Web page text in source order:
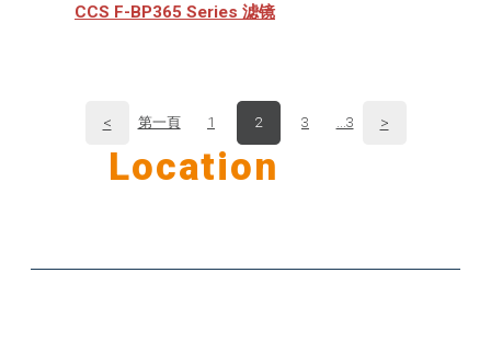
CCS F-BP365 Series 滤镜
< 第一頁 1 2 3 ...3 >
Location